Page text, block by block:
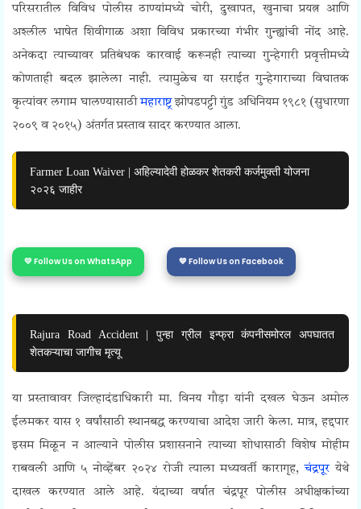
परिसरातील विविध पोलीस ठाण्यांमध्ये चोरी, दुखापत, खुनाचा प्रयत्न आणि
अश्लील भाषेत शिवीगाळ अशा विविध प्रकारच्या गंभीर गुन्ह्यांची नोंद आहे.
अनेकदा त्याच्यावर प्रतिबंधक कारवाई करूनही त्याच्या गुन्हेगारी प्रवृत्तीमध्ये
कोणताही बदल झालेला नाही. त्यामुळेच या सराईत गुन्हेगाराच्या विघातक
कृत्यांवर लगाम घालण्यासाठीमहाराष्ट्रझोपडपट्टी गुंड अधिनियम १९८१ (सुधारणा
२००९ व २०१५) अंतर्गत प्रस्ताव सादर करण्यात आला.
Farmer Loan Waiver | अहिल्यादेवी होळकर शेतकरी कर्जमुक्ती योजना
२०२६ जाहीर
💛 Follow Us on WhatsApp 💙 Follow Us on Facebook
Rajura Road Accident | पुन्हा ग्रील इन्फ्रा कंपनीसमोरल अपघातत
शेतकऱ्याचा जागीच मृत्यू
या प्रस्तावावर जिल्हादंडाधिकारी मा. विनय गौड़ा यांनी दखल घेऊन अमोल
ईलमकर यास १ वर्षांसाठी स्थानबद्ध करण्याचा आदेश जारी केला. मात्र, हद्दपार
इसम मिळून न आल्याने पोलीस प्रशासनाने त्याच्या शोधासाठी विशेष मोहीम
राबवली आणि ५ नोव्हेंबर २०२४ रोजी त्याला मध्यवर्ती कारागृह,चंद्रपूर येथे
दाखल करण्यात आले आहे. यंदाच्या वर्षात चंद्रपूर पोलीस अधीक्षकांच्या